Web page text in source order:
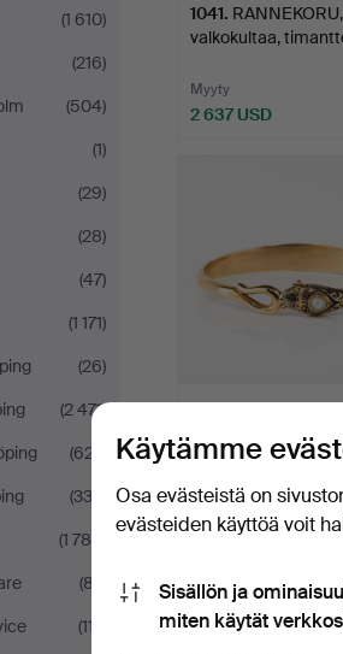
(1 610)
(216)
(504)
(1)
(29)
(28)
(47)
(1 171)
(26)
(2 471)
(627)
(333)
(1 780)
(87)
(117)
1041.
valkokultaa,
Myyty
2 637 USD
MÖLLENBORG.
Rannerengas, 18K
Myyty
1 681 USD
Käytämme
Osa evästeistä on
evästeiden käyttöä voit
Sisällön ja
miten käytät